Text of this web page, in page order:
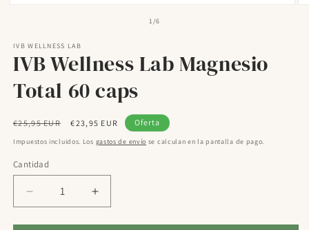
en
una
ventana
1/de
6
IVB WELLNESS LAB
IVB Wellness Lab Magnesio
Total 60 caps
Precio
habitual
€25,95 EUR
Precio
de
€23,95 EUR Oferta
Impuestos incluidos. Los gastos de envío se calculan en la pantalla de pago.
Cantidad
Reducir
cantidad
para
Aumentar
cantidad
para